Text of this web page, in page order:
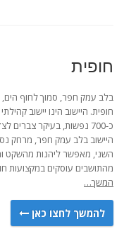
חופית
בלב עמק חפר, סמוך לחוף הים,
כ-700 נפשות, בעיקר
היישוב בלב עמק חפר, מרחק
השני, מאפשר ליהנות מהשקט
מהתושבים עוסקים במקצועות
המשך…
להמשך לחצו כאן